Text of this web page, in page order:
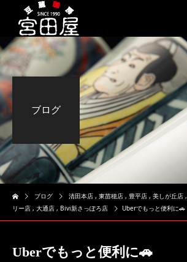
ブログ
ブログ 清田本店 , 東苗穂店 , 豊平店 , 美しが丘店 ,
リー店 , 大通店 , Bivi新さっぽろ店 Uberでもっと便利に🚗
Uberでもっと便利に🚗